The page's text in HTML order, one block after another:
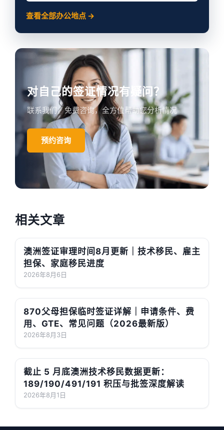
查看全部办公地点 →
对自己的签证情况有疑问？
联系我们，免费咨询，全方位帮助您分析情况
预约咨询
相关文章
澳洲签证审理时间8月更新｜技术移民、雇主
担保、家庭移民进度
2026年8月6日
870父母担保临时签证详解｜申请条件、费
用、GTE、常见问题（2026最新版）
2026年8月3日
截止 5 月底澳洲技术移民数据更新：
189/190/491/191 积压与批签深度解读
2026年8月1日